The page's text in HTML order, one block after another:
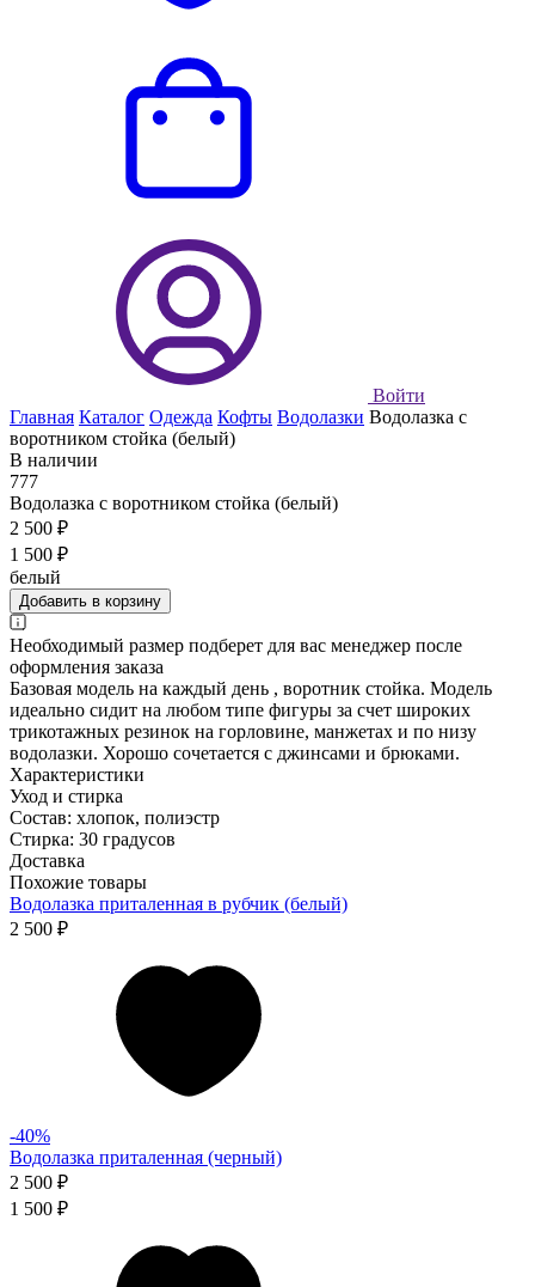
Войти
Главная Каталог Одежда Кофты Водолазки Водолазка с
воротником стойка (белый)
В наличии
777
Водолазка с воротником стойка (белый)
2 500 ₽
1 500 ₽
белый
Добавить в корзину
Необходимый размер подберет для вас менеджер после
оформления заказа
Базовая модель на каждый день , воротник стойка. Модель
идеально сидит на любом типе фигуры за счет широких
трикотажных резинок на горловине, манжетах и по низу
водолазки. Хорошо сочетается с джинсами и брюками.
Характеристики
Уход и стирка
Состав: хлопок, полиэстр
Стирка: 30 градусов
Доставка
Похожие товары
Водолазка приталенная в рубчик (белый)
2 500 ₽
-40%
Водолазка приталенная (черный)
2 500 ₽
1 500 ₽